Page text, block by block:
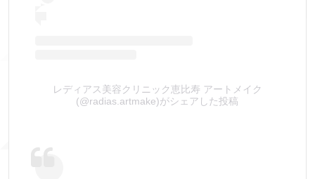
レディアス美容クリニック恵比寿 アートメイク
(@radias.artmake)がシェアした投稿